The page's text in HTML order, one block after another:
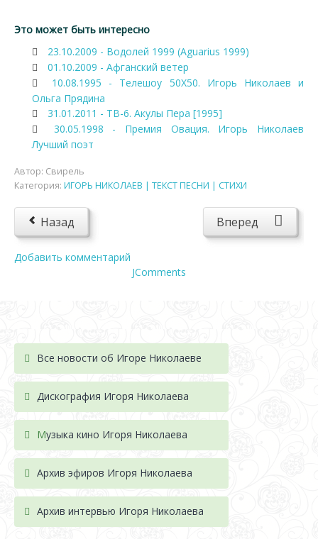
Это может быть интересно
23.10.2009 - Водолей 1999 (Aguarius 1999)
01.10.2009 - Афганский ветер
10.08.1995 - Телешоу 50Х50. Игорь Николаев и
Ольга Прядина
31.01.2011 - ТВ-6. Акулы Пера [1995]
30.05.1998 - Премия Овация. Игорь Николаев
Лучший поэт
Автор: Свирель
Категория: ИГОРЬ НИКОЛАЕВ | ТЕКСТ ПЕСНИ | СТИХИ
Назад Вперед
Добавить комментарий
JComments
Все новости об Игоре Николаеве
Дискография Игоря Николаева
Музыка кино Игоря Николаева
Архив эфиров Игоря Николаева
Архив интервью Игоря Николаева